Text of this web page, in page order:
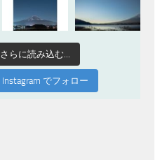
さらに読み込む...
Instagram でフォロー